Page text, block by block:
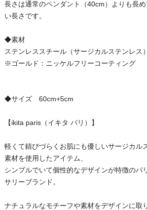
長さは通常のペンダント（40cm）よりも長
い長さです。
◆素材
ステンレススチール（サージカルステンレス）
※ゴールド：ニッケルフリーコーティング
◆サイズ 60cm+5cm
【ikita paris（イキタ パリ）】
軽くて錆びづらくお肌にも優しいサージカル
素材を使用したアイテム、
シンプルでいて個性的なデザインが特徴のパ
サリーブランド。
ナチュラルなモチーフや素材をデザインに取